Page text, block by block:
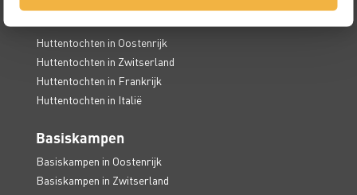
Huttentochten in Oostenrijk
Huttentochten in Zwitserland
Huttentochten in Frankrijk
Huttentochten in Italië
Basiskampen
Basiskampen in Oostenrijk
Basiskampen in Zwitserland